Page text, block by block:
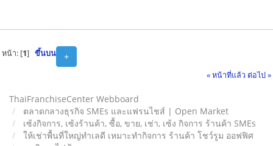
+
หน้า: [1] ขึ้นบน
« หน้าที่แล้ว ต่อไป »
ThaiFranchiseCenter Webboard
ตลาดกลางธุรกิจ SMEs และแฟรนไชส์ | Open Market
เซ้งกิจการ, เซ้งร้านค้า, ซื้อ, ขาย, เช่า, เซ้ง กิจการ ร้านค้า SMEs
ให้เช่าพื้นที่ใหญ่ทำเลดี เหมาะทำกิจการ ร้านค้า โชว์รูม ออฟฟิศ